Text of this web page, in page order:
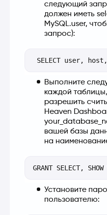
следующий
должен иметь
MySQL.user,
запрос):
Выполните
каждой
разрешить
Heaven
вашей базы
на
Установите
пользователю: